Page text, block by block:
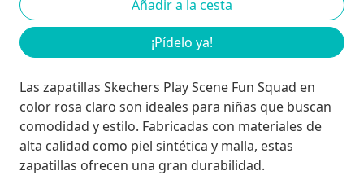
¡Pídelo ya!
Las zapatillas Skechers Play Scene Fun Squad en
color rosa claro son ideales para niñas que buscan
comodidad y estilo. Fabricadas con materiales de
alta calidad como piel sintética y malla, estas
zapatillas ofrecen una gran durabilidad.